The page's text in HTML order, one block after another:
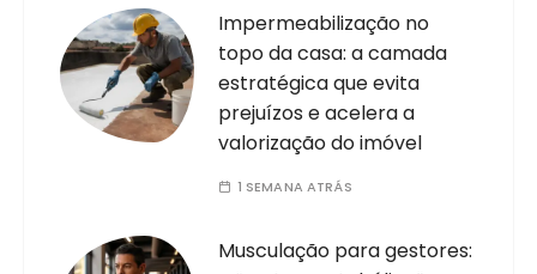
Impermeabilização no
topo da casa: a camada
estratégica que evita
prejuízos e acelera a
valorização do imóvel
1 SEMANA ATRÁS
Musculação para gestores: